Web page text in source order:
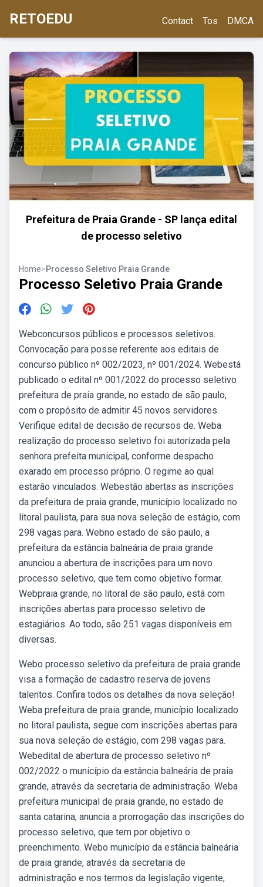
RETOEDU Contact Tos DMCA
Prefeitura de Praia Grande - SP lança edital
de processo seletivo
Home>Processo Seletivo Praia Grande
Processo Seletivo Praia Grande
Webconcursos públicos e processos seletivos.
Convocação para posse referente aos editais de
concurso público nº 002/2023, nº 001/2024. Webestá
publicado o edital nº 001/2022 do processo seletivo
prefeitura de praia grande, no estado de são paulo,
com o propósito de admitir 45 novos servidores.
Verifique edital de decisão de recursos de. Weba
realização do processo seletivo foi autorizada pela
senhora prefeita municipal, conforme despacho
exarado em processo próprio. O regime ao qual
estarão vinculados. Webestão abertas as inscrições
da prefeitura de praia grande, município localizado no
litoral paulista, para sua nova seleção de estágio, com
298 vagas para. Webno estado de são paulo, a
prefeitura da estância balneária de praia grande
anunciou a abertura de inscrições para um novo
processo seletivo, que tem como objetivo formar.
Webpraia grande, no litoral de são paulo, está com
inscrições abertas para processo seletivo de
estagiários. Ao todo, são 251 vagas disponíveis em
diversas.
Webo processo seletivo da prefeitura de praia grande
visa a formação de cadastro reserva de jovens
talentos. Confira todos os detalhes da nova seleção!
Weba prefeitura de praia grande, município localizado
no litoral paulista, segue com inscrições abertas para
sua nova seleção de estágio, com 298 vagas para.
Webedital de abertura de processo seletivo nº
002/2022 o município da estância balneária de praia
grande, através da secretaria de administração. Weba
prefeitura municipal de praia grande, no estado de
santa catarina, anuncia a prorrogação das inscrições do
processo seletivo, que tem por objetivo o
preenchimento. Webo município da estância balneária
de praia grande, através da secretaria de
administração e nos termos da legislação vigente,